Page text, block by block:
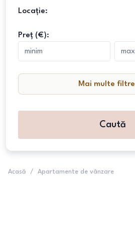
Locație:
Preț (€):
Mai multe filtre
Caută
Acasă / Apartamente de vânzare